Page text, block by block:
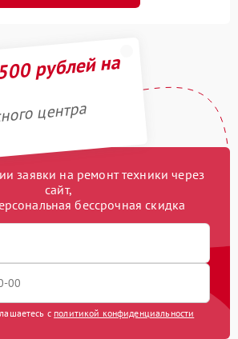
рублей на
центра
заявки на ремонт техники через
сайт,
бессрочная скидка
с политикой конфиденциальности